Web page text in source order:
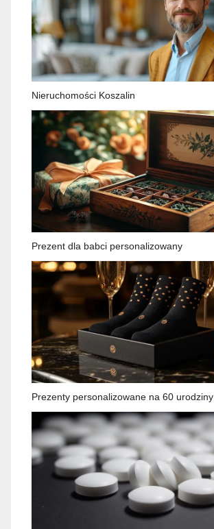
Nieruchomości Koszalin
Prezent dla babci personalizowany
Prezenty personalizowane na 60 urodziny